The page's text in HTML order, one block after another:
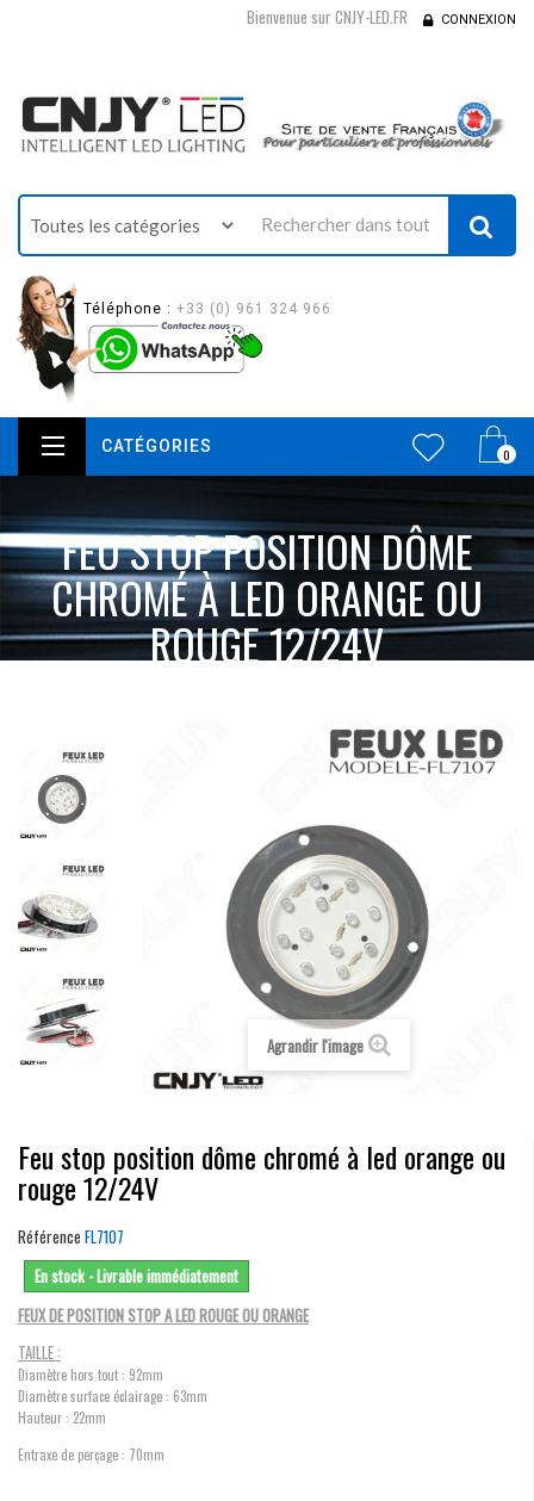
Bienvenue sur CNJY-LED.FR CONNEXION
Téléphone : +33 (0) 961 324 966
0
CATÉGORIES
FEU STOP POSITION DÔME
CHROMÉ À LED ORANGE OU
ROUGE 12/24V
Agrandir l'image
Feu stop position dôme chromé à led orange ou
rouge 12/24V
Référence FL7107
En stock - Livrable immédiatement
FEUX DE POSITION STOP A LED ROUGE OU ORANGE
TAILLE :
Diamètre hors tout : 92mm
Diamètre surface éclairage : 63mm
Hauteur : 22mm
Entraxe de perçage : 70mm